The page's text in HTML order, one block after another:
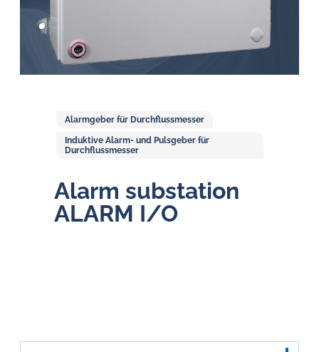
Herausforderungen.
Alarmgeber für Durchflussmesser
Induktive Alarm- und Pulsgeber für
Durchflussmesser
Alarm substation
ALARM I/O